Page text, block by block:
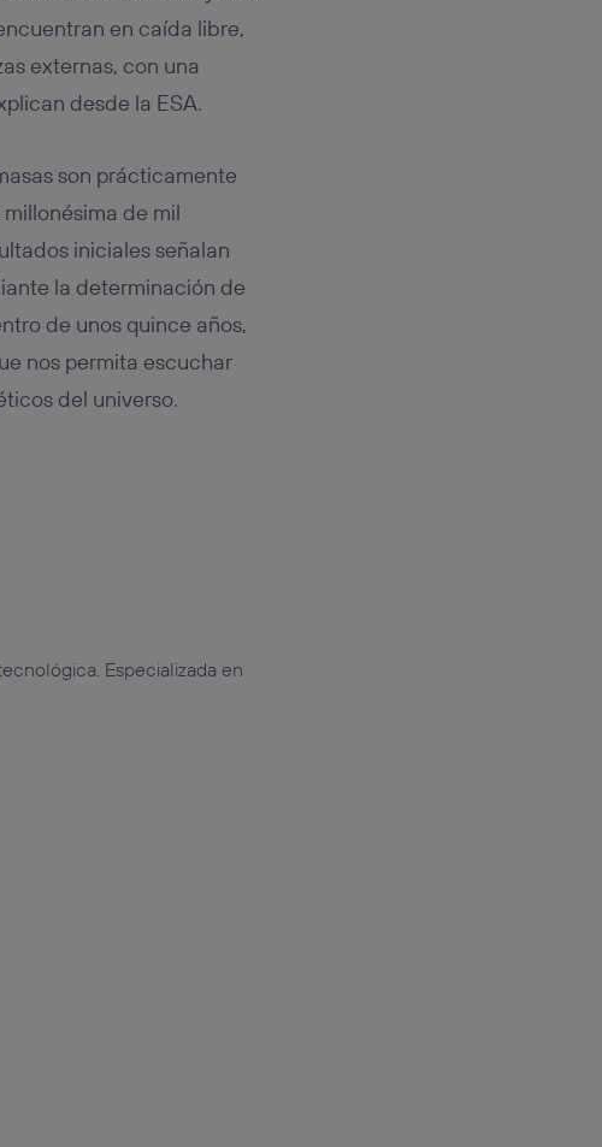
en caída libre,
externas, con una
desde la ESA.
son prácticamente
de mil
iniciales señalan
la determinación de
de unos quince años,
nos permita escuchar
del universo.
Especializada en